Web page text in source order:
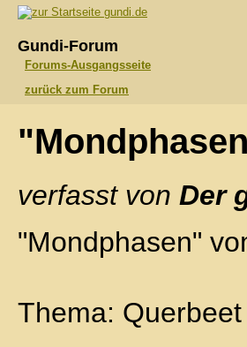
gundi.de
Gundi-Forum
Forums-Ausgangsseite
zurück zum Forum
verfasst von Der
"Mondphasen"
Thema: Querbeet